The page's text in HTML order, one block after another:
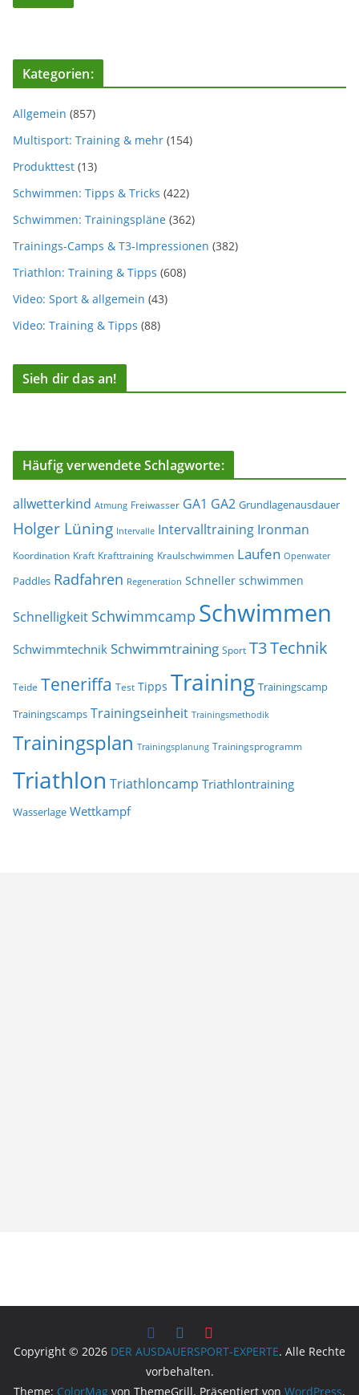
Kategorien:
Allgemein (857)
Multisport: Training & mehr (154)
Produkttest (13)
Schwimmen: Tipps & Tricks (422)
Schwimmen: Trainingspläne (362)
Trainings-Camps & T3-Impressionen (382)
Triathlon: Training & Tipps (608)
Video: Sport & allgemein (43)
Video: Training & Tipps (88)
Sieh dir das an!
Häufig verwendete Schlagworte:
allwetterkind Atmung Freiwasser GA1 GA2 Grundlagenausdauer
Holger Lüning Intervalle Intervalltraining Ironman
Koordination Kraft Krafttraining Kraulschwimmen Laufen Openwater
Paddles Radfahren Regeneration Schneller schwimmen
Schnelligkeit Schwimmcamp Schwimmen
Schwimmtechnik Schwimmtraining Sport T3Technik
Teide Teneriffa Test Tipps Training Trainingscamp
Trainingscamps Trainingseinheit Trainingsmethodik
Trainingsplan Trainingsplanung Trainingsprogramm
Triathlon Triathloncamp Triathlontraining
Wasserlage Wettkampf
Copyright © 2026 DER AUSDAUERSPORT-EXPERTE. Alle Rechte
vorbehalten.
Theme: ColorMag von ThemeGrill. Präsentiert von WordPress.